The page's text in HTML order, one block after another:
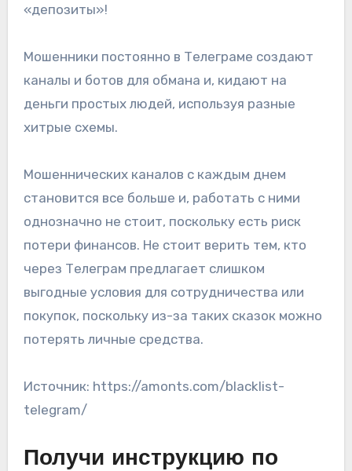
«депозиты»!
Мошенники постоянно в Телеграме создают
каналы и ботов для обмана и, кидают на
деньги простых людей, используя разные
хитрые схемы.
Мошеннических каналов с каждым днем
становится все больше и, работать с ними
однозначно не стоит, поскольку есть риск
потери финансов. Не стоит верить тем, кто
через Телеграм предлагает слишком
выгодные условия для сотрудничества или
покупок, поскольку из-за таких сказок можно
потерять личные средства.
Источник: https://amonts.com/blacklist-
telegram/
Получи инструкцию по